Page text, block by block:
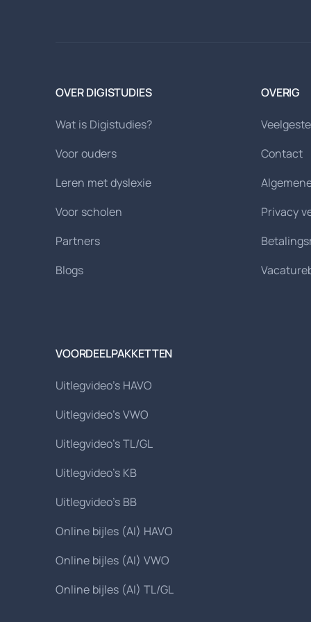
OVER DIGISTUDIES
Wat is Digistudies?
Voor ouders
Leren met dyslexie
Voor scholen
Partners
Blogs
OVERIG
Contact
Privacy
VOORDEELPAKKETTEN
Uitlegvideo's HAVO
Uitlegvideo's VWO
Uitlegvideo's TL/GL
Uitlegvideo's KB
Uitlegvideo's BB
Online bijles (AI) HAVO
Online bijles (AI) VWO
Online bijles (AI) TL/GL